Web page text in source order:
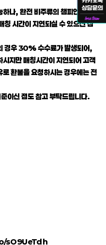
나, 완전 비주류의 챔피언을 지
칭 시간이 지연되실 수 있으신 점
경우 30% 수수료가 발생되어,
지만 매칭시간이 지연되어 고객
환불을 요청하시는 경우에는 전
이신 점도 참고 부탁드립니다.
sO9UeTdh